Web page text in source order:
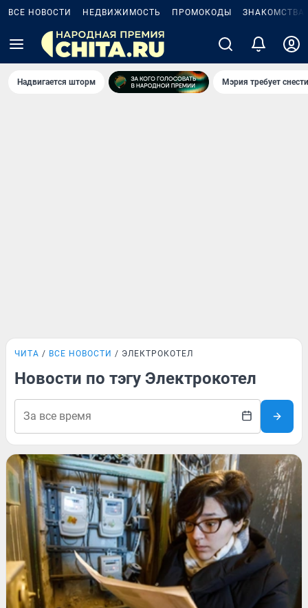
ВСЕ НОВОСТИ НЕДВИЖИМОСТЬ ПРОМОКОДЫ ЗНАКОМСТВА
Надвигается шторм Мэрия требует
ЧИТА ВСЕ НОВОСТИ ЭЛЕКТРОКОТЕЛ
Новости по тэгу Электрокотел